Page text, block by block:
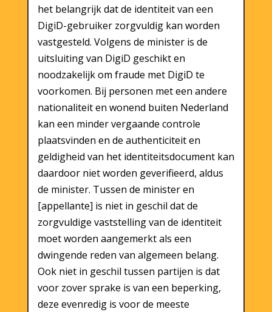
het belangrijk dat de identiteit van een
DigiD-gebruiker zorgvuldig kan worden
vastgesteld. Volgens de minister is de
uitsluiting van DigiD geschikt en
noodzakelijk om fraude met DigiD te
voorkomen. Bij personen met een andere
nationaliteit en wonend buiten Nederland
kan een minder vergaande controle
plaatsvinden en de authenticiteit en
geldigheid van het identiteitsdocument kan
daardoor niet worden geverifieerd, aldus
de minister. Tussen de minister en
[appellante] is niet in geschil dat de
zorgvuldige vaststelling van de identiteit
moet worden aangemerkt als een
dwingende reden van algemeen belang.
Ook niet in geschil tussen partijen is dat
voor zover sprake is van een beperking,
deze evenredig is voor de meeste